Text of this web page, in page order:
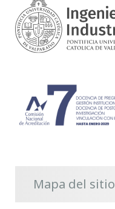
Mapa del sitio